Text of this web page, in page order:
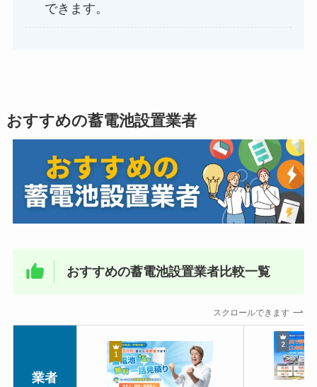
できます。
おすすめの蓄電池設置業者
おすすめの蓄電池設置業者比較一覧
スクロールできます
業者